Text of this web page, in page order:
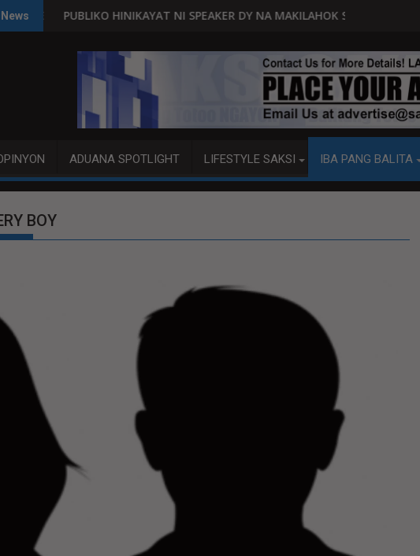
RPVARA
HINIKAYAT NI SPEAKER DY NA MAKILAHOK SA PAGBUO NG MGA BATAS
MALACAÑANG PINAAARAL
ADUANA SPOTLIGHT LIFESTYLE SAKSI IBA PANG BALITA
BOY